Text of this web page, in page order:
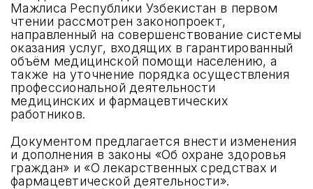
Мажлиса Республики Узбекистан в первом
чтении рассмотрен законопроект,
направленный на совершенствование системы
оказания услуг, входящих в гарантированный
объём медицинской помощи населению, а
также на уточнение порядка осуществления
профессиональной деятельности
медицинских и фармацевтических
работников.
Документом предлагается внести изменения
и дополнения в законы «Об охране здоровья
граждан» и «О лекарственных средствах и
фармацевтической деятельности».